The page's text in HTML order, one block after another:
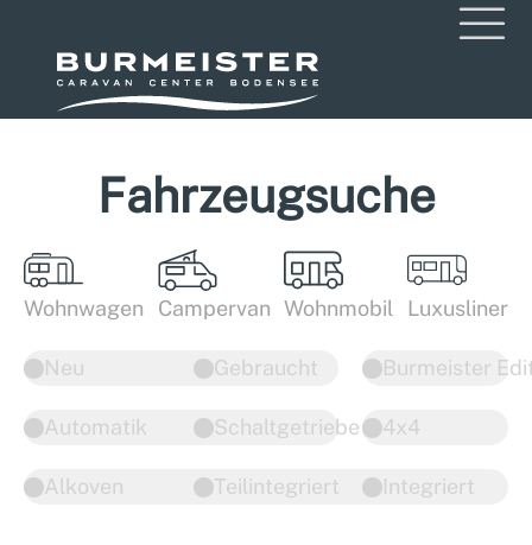
Fahrzeugsuche
Wohnwagen Campervan Wohnmobil Luxusliner
Neu Gebraucht
4x4
Automatik Schaltgetriebe
Burmeister
Alkoven Teilintegriert Integriert